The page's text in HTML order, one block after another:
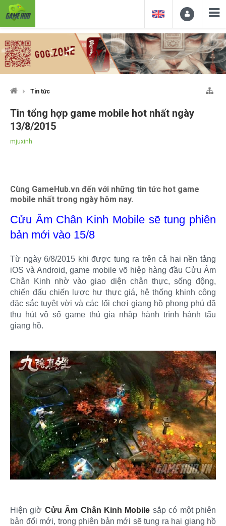
Tin tức
Tin tổng hợp game mobile hot nhất ngày
13/8/2015
mjuxinh
Cùng GameHub.vn đến với những tin tức hot game
mobile nhất trong ngày hôm nay.
Cửu Âm Chân Kinh Mobile sẽ tung phiên
bản mới vào 15/8
Từ ngày 6/8/2015 khi được tung ra trên cả hai nền tảng
iOS và Android, game mobile võ hiệp hàng đầu Cửu Âm
Chân Kinh nhờ vào giao diện chân thực, sống động,
chiến đấu chiến lược hư thực giá, hệ thống khinh công
đặc sắc tuyệt vời và các lối chơi giang hồ phong phú đã
thu hút vô số game thủ gia nhập hành trình hành tẩu
giang hồ.
Hiện giờ Cửu Âm Chân Kinh Mobile sắp có một phiên
bản đổi mới, trong phiên bản mới sẽ tung ra hai giang hồ